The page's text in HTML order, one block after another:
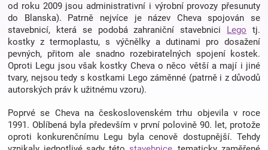
a
kojenecká
výbava
Hračky
od roku 2009 jsou administrativní i výrobní provozy přesunuty
do Blanska). Patrně nejvíce je název Cheva spojován se
stavebnicí, která se podobá zahraniční stavebnici Lego tj.
kostky z termoplastu, s výčnělky a dutinami pro dosažení
pevných, přitom ale snadno rozebiratelných spojení kostek.
Oproti Legu jsou však kostky Cheva o něco větší a mají i jiné
tvary, nejsou tedy s kostkami Lego záměnné (patrně i z důvodů
autorských práv k užitnému vzoru).
Poprvé se Cheva na československém trhu objevila v roce
1991. Oblíbená byla především v první polovině 90. let, protože
oproti konkurenčnímu Legu byla cenově dostupnější. Tehdy